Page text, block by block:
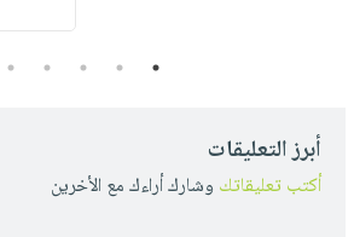
1
2
3
4
5
أبرز التعليقات
أكتب تعليقاتك وشارك أراءك مع الأخرين